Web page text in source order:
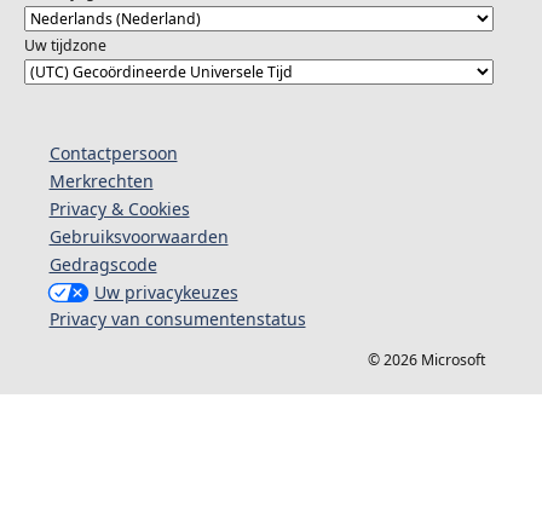
Uw tijdzone
Contactpersoon
Merkrechten
Privacy & Cookies
Gebruiksvoorwaarden
Gedragscode
Uw privacykeuzes
Privacy van consumentenstatus
© 2026 Microsoft